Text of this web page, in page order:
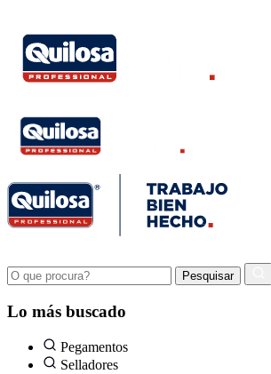
Lo más buscado
Pegamentos
Selladores